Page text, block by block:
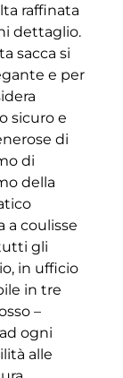
raffinata
dettaglio.
sacca si
e per
sicuro e
di
di
della
a coulisse
gli
in ufficio
in tre
–
ogni
alle